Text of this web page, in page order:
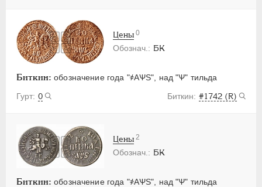
БК
Биткин: обозначение года "҂АѰS", над "Ѱ" тильда
0
#1742 (R)
Цены 0
БК
Биткин: обозначение года "҂АѰS", над "Ѱ" тильда
Цены 2